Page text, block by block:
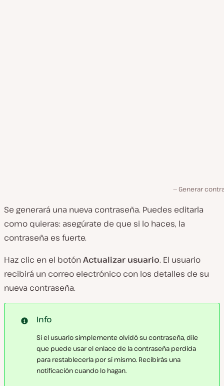
Generar
Se generará una nueva contraseña. Puedes editarla
como quieras: asegúrate de que si lo haces, la
contraseña es fuerte.
Haz clic en el botónActualizar usuario. El usuario
recibirá un correo electrónico con los detalles de su
nueva contraseña.
Info
Si el usuario simplemente olvidó su contraseña, dile
que puede usar el enlace de la contraseña perdida
para restablecerla por sí mismo. Recibirás una
notificación cuando lo hagan.